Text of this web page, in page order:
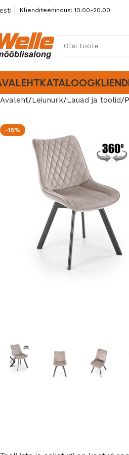
Klienditeenindus: 10.00-20.00
KATALOOG
Avaleht Leiunurk Lauad ja toolid
-15%